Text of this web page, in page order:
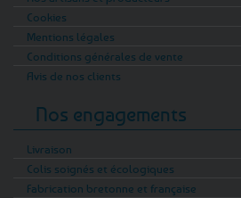
Cookies
Mentions légales
Conditions générales de vente
Avis de nos clients
Nos engagements
Livraison
Colis soignés et écologiques
Fabrication bretonne et française